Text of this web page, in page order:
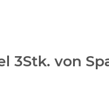
3Stk. von